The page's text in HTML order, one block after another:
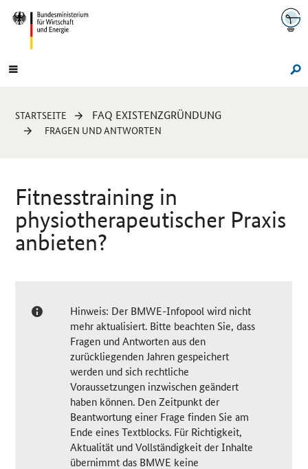
Navigation
Hauptmenü
Sie
sind
STARTSEITE FAQ EXISTENZGRÜNDUNG
FRAGEN UND ANTWORTEN
Fitnesstraining in
physiotherapeutischer Praxis
anbieten?
Hinweis: Der BMWE-Infopool wird nicht
mehr aktualisiert. Bitte beachten Sie, dass
Fragen und Antworten aus den
zurückliegenden Jahren gespeichert
werden und sich rechtliche
Voraussetzungen inzwischen geändert
haben können. Den Zeitpunkt der
Beantwortung einer Frage finden Sie am
Ende eines Textblocks. Für Richtigkeit,
Aktualität und Vollständigkeit der Inhalte
übernimmt das BMWE keine